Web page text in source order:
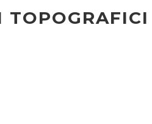
TOPOGRAFICI